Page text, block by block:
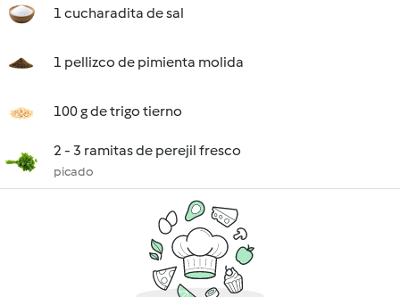
1 cucharadita de sal
1 pellizco de pimienta molida
100 g de trigo tierno
2 - 3 ramitas de perejil fresco
picado